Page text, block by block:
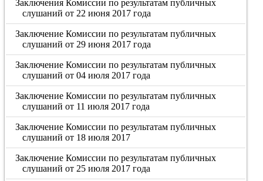
Заключения Комиссии по результатам публичных
слушаний от 22 июня 2017 года
Заключение Комиссии по результатам публичных
слушаний от 29 июня 2017 года
Заключение Комиссии по результатам публичных
слушаний от 04 июля 2017 года
Заключение Комиссии по результатам публичных
слушаний от 11 июля 2017 года
Заключение Комиссии по результатам публичных
слушаний от 18 июля 2017
Заключение Комиссии по результатам публичных
слушаний от 25 июля 2017 года